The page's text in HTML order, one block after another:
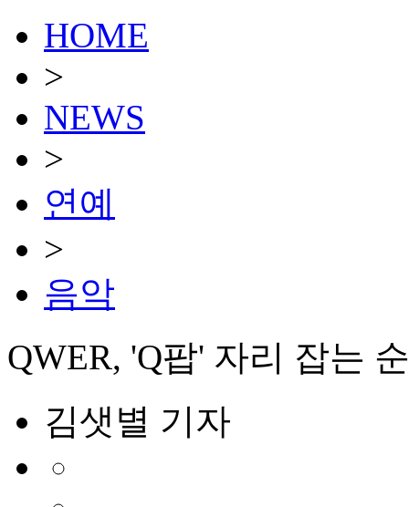
HOME
>
NEWS
>
연예
>
음악
QWER, 'Q팝' 자리 잡는
김샛별 기자